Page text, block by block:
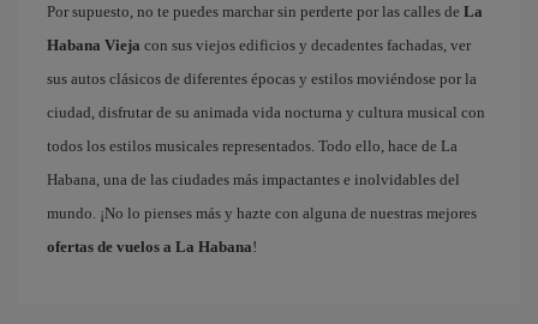
Por supuesto, no te puedes marchar sin perderte por las calles de La
Habana Vieja con sus viejos edificios y decadentes fachadas, ver
sus autos clásicos de diferentes épocas y estilos moviéndose por la
ciudad, disfrutar de su animada vida nocturna y cultura musical con
todos los estilos musicales representados. Todo ello, hace de La
Habana, una de las ciudades más impactantes e inolvidables del
mundo. ¡No lo pienses más y hazte con alguna de nuestras mejores
ofertas de vuelos a La Habana!